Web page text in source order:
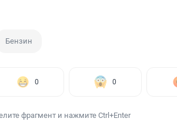
Бензин
0 0
фрагмент и нажмите Ctrl+Enter